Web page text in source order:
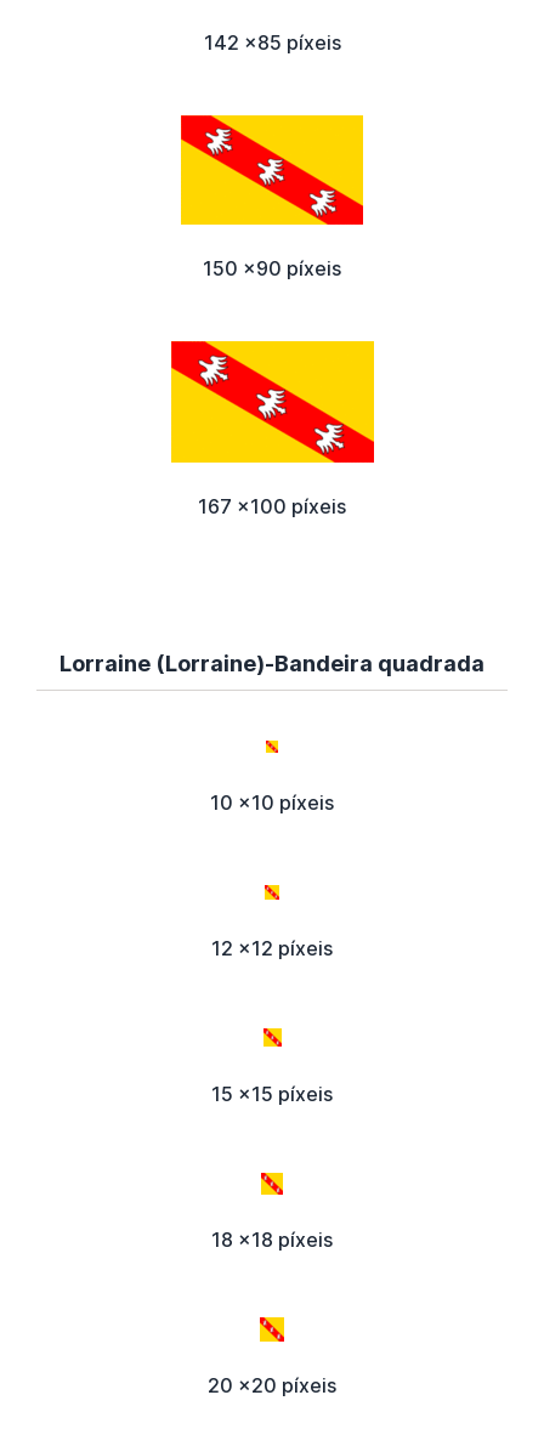
142 x85 píxeis
150 x90 píxeis
167 x100 píxeis
Lorraine (Lorraine)-Bandeira quadrada
10 x10 píxeis
12 x12 píxeis
15 x15 píxeis
18 x18 píxeis
20 x20 píxeis